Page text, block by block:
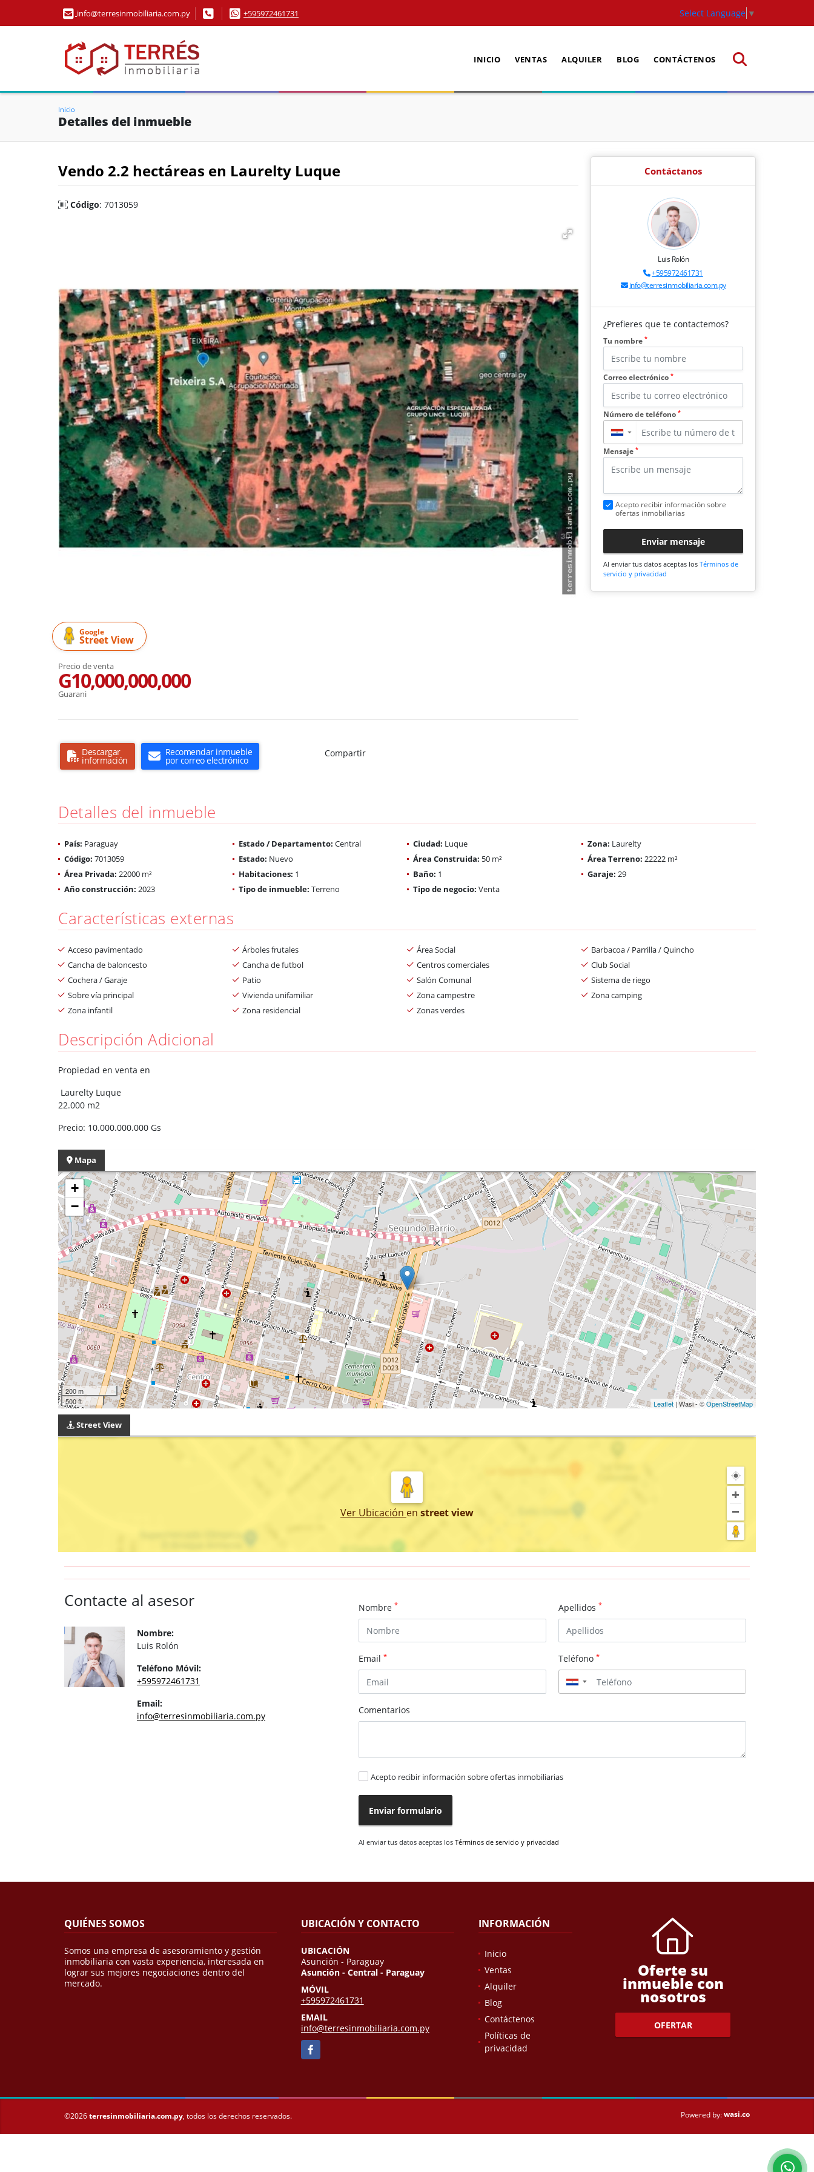
info@terresinmobiliaria.com.py +595972461731 Select Language ▼
INICIO VENTAS ALQUILER BLOG CONTÁCTENOS
Inicio
Detalles del inmueble
Vendo 2.2 hectáreas en Laurelty Luque
Código: 7013059
Google
Street View
Precio de venta
G10,000,000,000
Guarani
Descargar
información
Recomendar inmueble
por correo electrónico
Compartir
Contáctanos
Luis Rolón
+595972461731
info@terresinmobiliaria.com.py
¿Prefieres que te contactemos?
Tu nombre *
Correo electrónico *
Número de teléfono *
▼
Mensaje *
Acepto recibir información sobre
ofertas inmobiliarias
Enviar mensaje
Al enviar tus datos aceptas los Términos de
servicio y privacidad
Detalles del inmueble
País: Paraguay Estado / Departamento: Central Ciudad: Luque Zona: Laurelty
Código: 7013059 Estado: Nuevo Área Construida: 50 m² Área Terreno: 22222 m²
Área Privada: 22000 m² Habitaciones: 1 Baño: 1 Garaje: 29
Año construcción: 2023 Tipo de inmueble: Terreno Tipo de negocio: Venta
Características externas
Acceso pavimentado Árboles frutales Área Social
Barbacoa / Parrilla / Quincho
Cancha de baloncesto
Cancha de futbol Centros comerciales
Club Social
Cochera / Garaje
Patio Salón Comunal
Sistema de riego
Sobre vía principal
Vivienda unifamiliar Zona campestre
Zona camping
Zona infantil
Zona residencial Zonas verdes
Descripción Adicional
Propiedad en venta en
Laurelty Luque
22.000 m2
Precio: 10.000.000.000 Gs
Mapa
+
−
200 m
500 ft
Leaflet | Wasi - ©OpenStreetMap
Street View
Ver Ubicación en street view
Contacte al asesor
Nombre:
Luis Rolón
Teléfono Móvil:
+595972461731
Email:
info@terresinmobiliaria.com.py
Nombre * Apellidos *
Email * Teléfono *
▼
Comentarios
Acepto recibir información sobre ofertas inmobiliarias
Enviar formulario
Al enviar tus datos aceptas los Términos de servicio y privacidad
QUIÉNES SOMOS
Somos una empresa de asesoramiento y gestión
inmobiliaria con vasta experiencia, interesada en
lograr sus mejores negociaciones dentro del
mercado.
UBICACIÓN Y CONTACTO
UBICACIÓN
Asunción - Paraguay
Asunción - Central - Paraguay
MÓVIL
+595972461731
EMAIL
info@terresinmobiliaria.com.py
Facebook
INFORMACIÓN
Inicio
Ventas
Alquiler
Blog
Contáctenos
Políticas de
privacidad
Oferte su
inmueble con
nosotros
OFERTAR
©2026terresinmobiliaria.com.py, todos los derechos reservados. Powered by:wasi.co